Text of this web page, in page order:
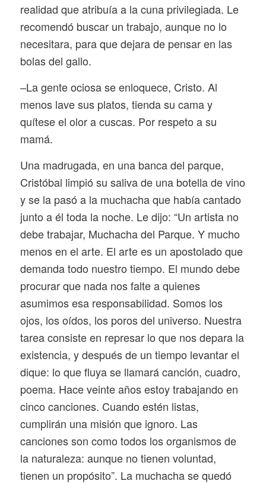
realidad que atribuía a la cuna privilegiada. Le
recomendó buscar un trabajo, aunque no lo
necesitara, para que dejara de pensar en las
bolas del gallo.
–La gente ociosa se enloquece, Cristo. Al
menos lave sus platos, tienda su cama y
quítese el olor a cuscas. Por respeto a su
mamá.
Una madrugada, en una banca del parque,
Cristóbal limpió su saliva de una botella de vino
y se la pasó a la muchacha que había cantado
junto a él toda la noche. Le dijo: “Un artista no
debe trabajar, Muchacha del Parque. Y mucho
menos en el arte. El arte es un apostolado que
demanda todo nuestro tiempo. El mundo debe
procurar que nada nos falte a quienes
asumimos esa responsabilidad. Somos los
ojos, los oídos, los poros del universo. Nuestra
tarea consiste en represar lo que nos depara la
existencia, y después de un tiempo levantar el
dique: lo que fluya se llamará canción, cuadro,
poema. Hace veinte años estoy trabajando en
cinco canciones. Cuando estén listas,
cumplirán una misión que ignoro. Las
canciones son como todos los organismos de
la naturaleza: aunque no tienen voluntad,
tienen un propósito”. La muchacha se quedó